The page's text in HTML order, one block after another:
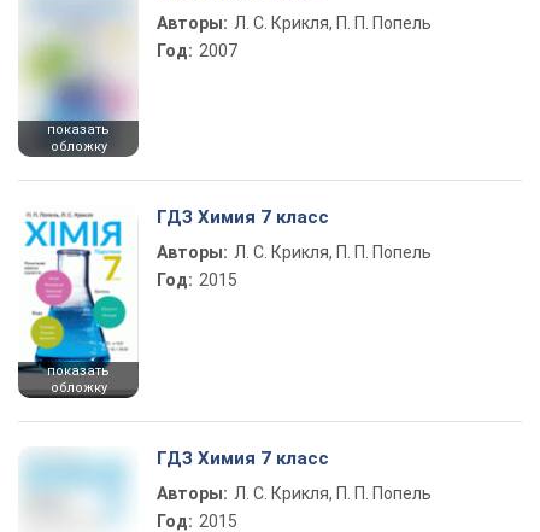
показать
обложку
Авторы: Л. С. Крикля, П. П. Попель
Год: 2007
показать
обложку
ГДЗ Химия 7 класс
Авторы: Л. С. Крикля, П. П. Попель
Год: 2015
ГДЗ Химия 7 класс
Авторы: Л. С. Крикля, П. П. Попель
Год: 2015